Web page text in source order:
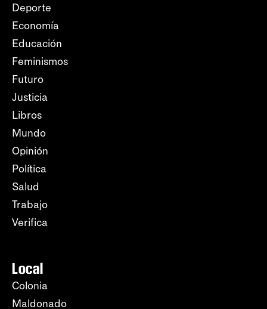
Deporte
Economía
Educación
Feminismos
Futuro
Justicia
Libros
Mundo
Opinión
Política
Salud
Trabajo
Verifica
Local
Colonia
Maldonado